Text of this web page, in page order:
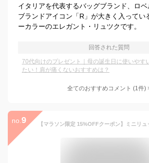
イタリアを代表するバッグブランド、ロ
ブランドアイコン「R」が大きく入ってい
ーカラーのエレガント・リュツクです。
回答された質問
70代向けのプレゼント｜母の誕生日に使いやす
たい！肩が痛くないおすすめは？
全てのおすすめコメント (1件)
no. 9